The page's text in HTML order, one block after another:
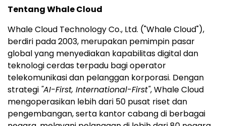
Tentang Whale Cloud
Whale Cloud Technology Co., Ltd. ("Whale Cloud"),
berdiri pada 2003, merupakan pemimpin pasar
global yang menyediakan kapabilitas digital dan
teknologi cerdas terpadu bagi operator
telekomunikasi dan pelanggan korporasi. Dengan
strategi "AI-First, International-First", Whale Cloud
mengoperasikan lebih dari 50 pusat riset dan
pengembangan, serta kantor cabang di berbagai